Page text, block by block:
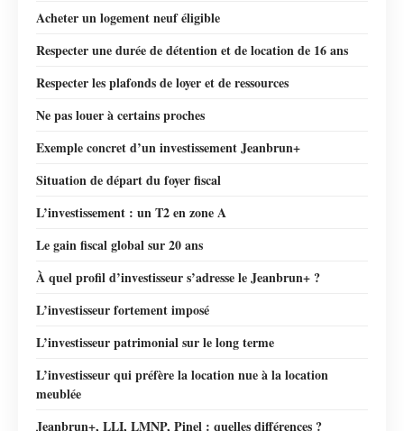
Acheter un logement neuf éligible
Respecter une durée de détention et de location de 16 ans
Respecter les plafonds de loyer et de ressources
Ne pas louer à certains proches
Exemple concret d’un investissement Jeanbrun+
Situation de départ du foyer fiscal
L’investissement : un T2 en zone A
Le gain fiscal global sur 20 ans
À quel profil d’investisseur s’adresse le Jeanbrun+ ?
L’investisseur fortement imposé
L’investisseur patrimonial sur le long terme
L’investisseur qui préfère la location nue à la location
meublée
Jeanbrun+, LLI, LMNP, Pinel : quelles différences ?